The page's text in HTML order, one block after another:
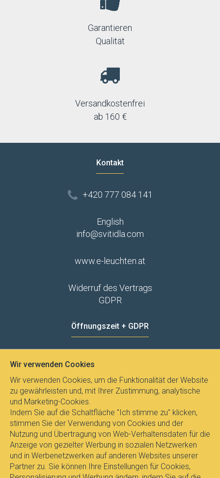
Garantieren
Qualität
Versandkostenfrei
ab 160 €
Kontakt
+420 777 084 141
English
info@svitidla.com
www.e-leuchten.at
Widerruf des Vertrags
GDPR
Öffnungszeit + GDPR
Wir verwenden Cookies
Wir verwenden Cookies, um die Funktionalität der Website
zu gewährleisten und, mit Ihrer Zustimmung, analytische
und Marketing-Cookies.
Indem Sie auf die Schaltfläche "Ich stimme zu" klicken,
stimmen Sie der Verwendung von Cookies und der
Nutzung und Übertragung von Web-Verhaltensdaten für die
Anzeige von gezielter Werbung in sozialen Netzwerken
und in Werbenetzwerken auf anderen Websites unserer
Partner zu. Sie können Ihre Einstellungen für Cookies,